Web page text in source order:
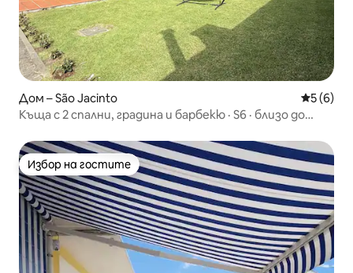
Дом – São Jacinto Средна
5 (6)
Къща с 2 спални, градина и барбекю · S6 · близо до
Избор на гостите
Избор на гостите